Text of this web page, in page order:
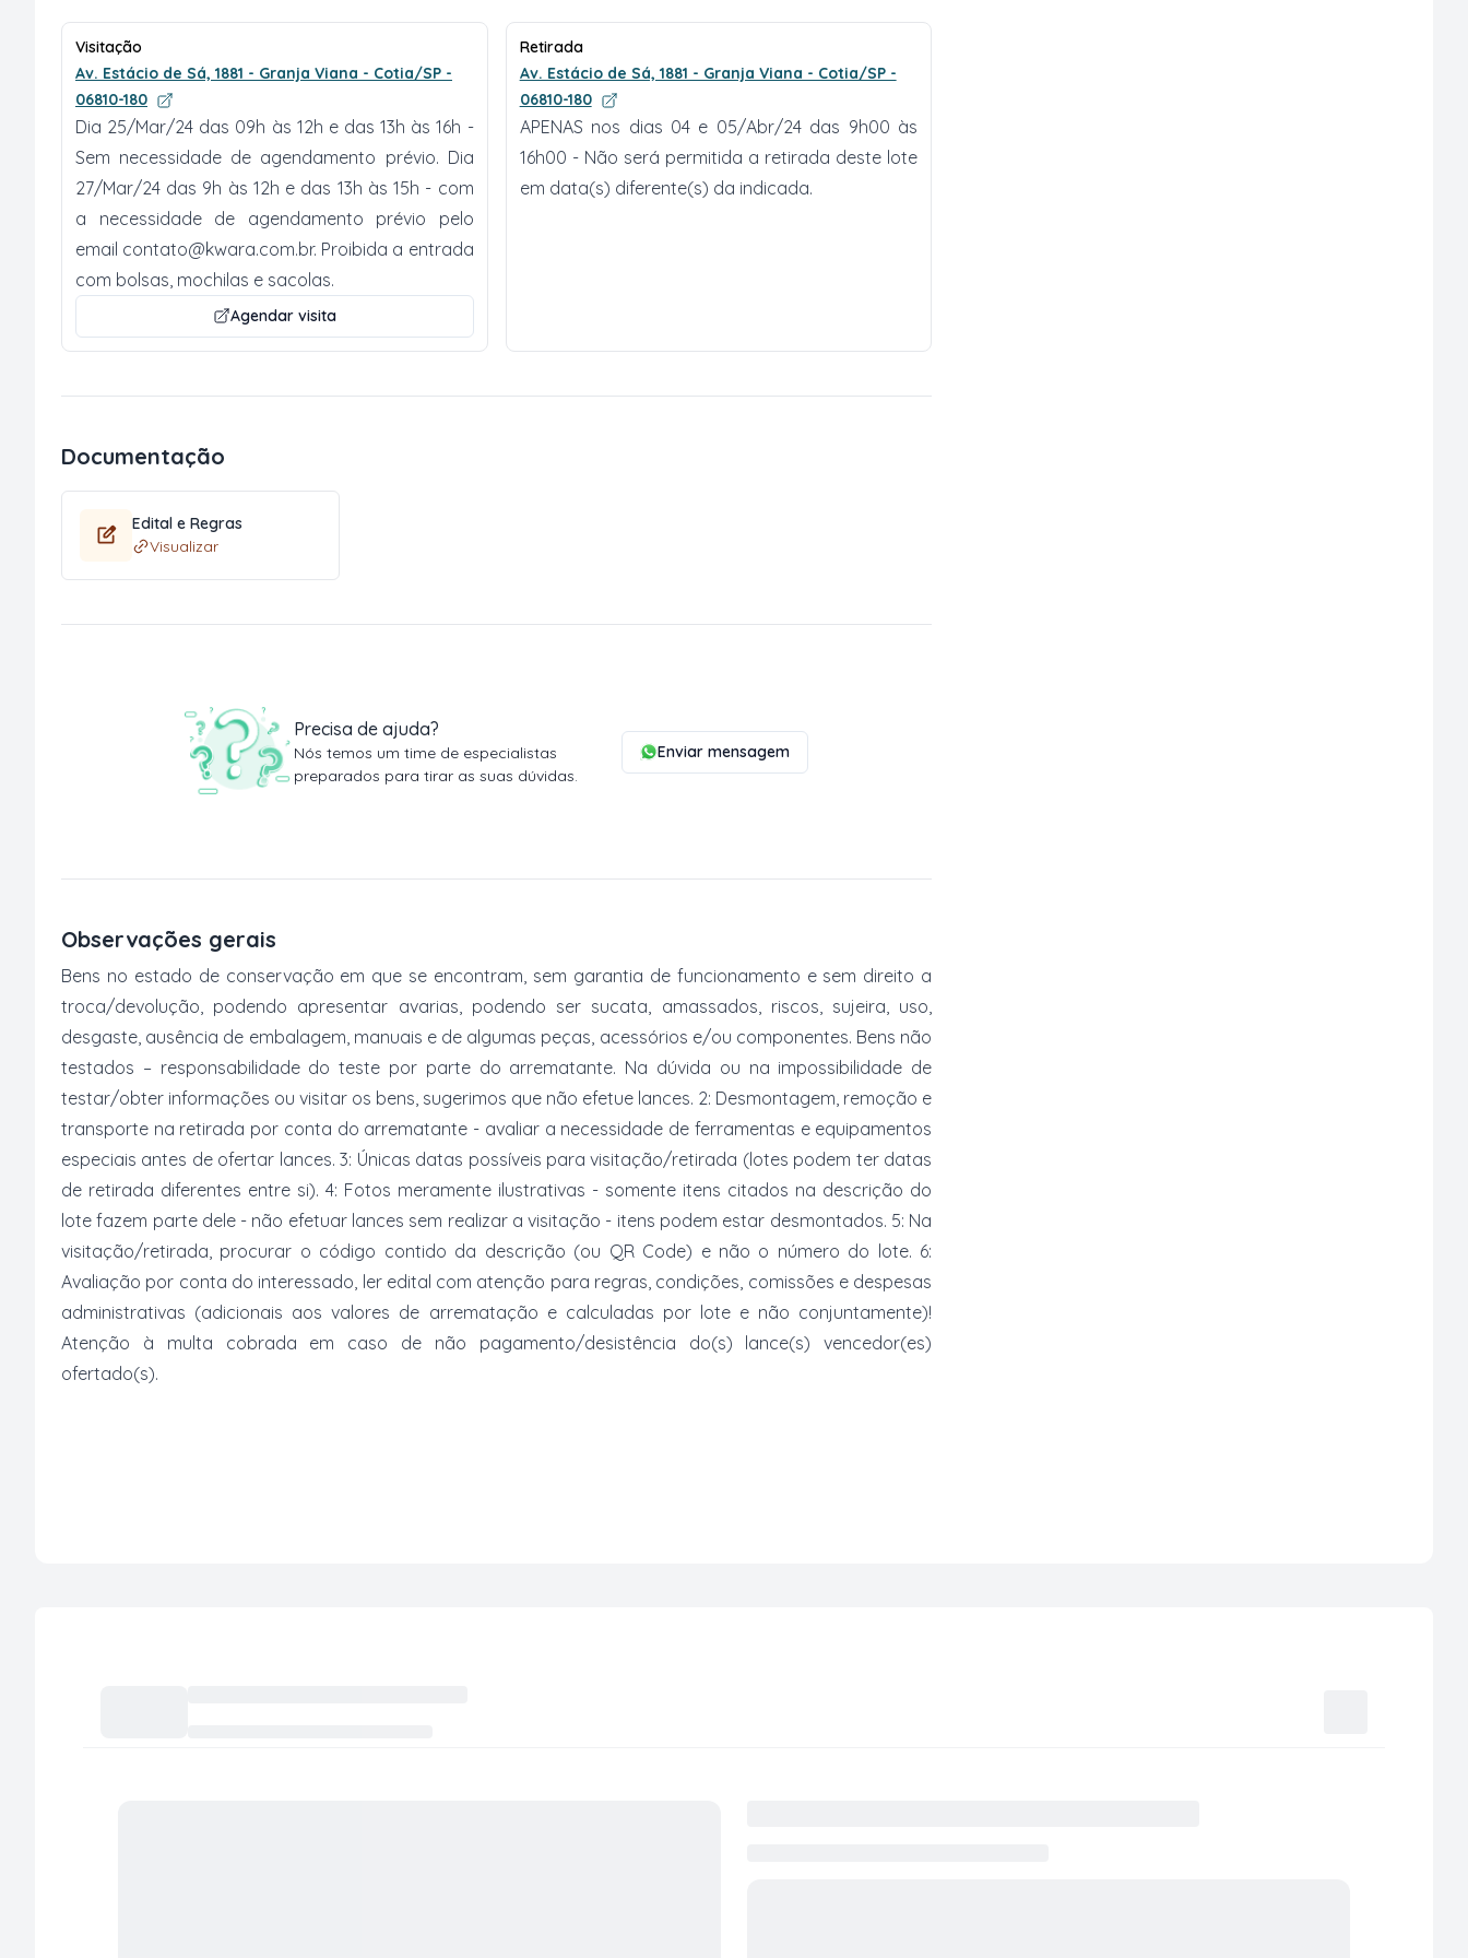
Visitação
Av. Estácio de Sá, 1881 - Granja Viana - Cotia/SP -
06810-180
Dia 25/Mar/24 das 09h às 12h e das 13h às 16h -
Sem necessidade de agendamento prévio. Dia
27/Mar/24 das 9h às 12h e das 13h às 15h - com
a necessidade de agendamento prévio pelo
email contato@kwara.com.br. Proibida a entrada
com bolsas, mochilas e sacolas.
Agendar visita
Retirada
Av. Estácio de Sá, 1881 - Granja Viana - Cotia/SP -
06810-180
APENAS nos dias 04 e 05/Abr/24 das 9h00 às
16h00 - Não será permitida a retirada deste lote
em data(s) diferente(s) da indicada.
Documentação
Edital e Regras
Visualizar
Precisa de ajuda?
Nós temos um time de especialistas
preparados para tirar as suas dúvidas.
Enviar mensagem
Observações gerais
Bens no estado de conservação em que se encontram, sem garantia de funcionamento e sem direito a
troca/devolução, podendo apresentar avarias, podendo ser sucata, amassados, riscos, sujeira, uso,
desgaste, ausência de embalagem, manuais e de algumas peças, acessórios e/ou componentes. Bens não
testados – responsabilidade do teste por parte do arrematante. Na dúvida ou na impossibilidade de
testar/obter informações ou visitar os bens, sugerimos que não efetue lances. 2: Desmontagem, remoção e
transporte na retirada por conta do arrematante - avaliar a necessidade de ferramentas e equipamentos
especiais antes de ofertar lances. 3: Únicas datas possíveis para visitação/retirada (lotes podem ter datas
de retirada diferentes entre si). 4: Fotos meramente ilustrativas - somente itens citados na descrição do
lote fazem parte dele - não efetuar lances sem realizar a visitação - itens podem estar desmontados. 5: Na
visitação/retirada, procurar o código contido da descrição (ou QR Code) e não o número do lote. 6:
Avaliação por conta do interessado, ler edital com atenção para regras, condições, comissões e despesas
administrativas (adicionais aos valores de arrematação e calculadas por lote e não conjuntamente)!
Atenção à multa cobrada em caso de não pagamento/desistência do(s) lance(s) vencedor(es)
ofertado(s).